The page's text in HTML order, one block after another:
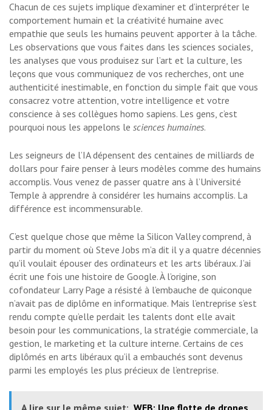
Chacun de ces sujets implique d’examiner et d’interpréter le
comportement humain et la créativité humaine avec
empathie que seuls les humains peuvent apporter à la tâche.
Les observations que vous faites dans les sciences sociales,
les analyses que vous produisez sur l’art et la culture, les
leçons que vous communiquez de vos recherches, ont une
authenticité inestimable, en fonction du simple fait que vous
consacrez votre attention, votre intelligence et votre
conscience à ses collègues homo sapiens. Les gens, c’est
pourquoi nous les appelons le sciences humaines.
Les seigneurs de l’IA dépensent des centaines de milliards de
dollars pour faire penser à leurs modèles comme des humains
accomplis. Vous venez de passer quatre ans à l’Université
Temple à apprendre à considérer les humains accomplis. La
différence est incommensurable.
C’est quelque chose que même la Silicon Valley comprend, à
partir du moment où Steve Jobs m’a dit il y a quatre décennies
qu’il voulait épouser des ordinateurs et les arts libéraux. J’ai
écrit une fois une histoire de Google. À l’origine, son
cofondateur Larry Page a résisté à l’embauche de quiconque
n’avait pas de diplôme en informatique. Mais l’entreprise s’est
rendu compte qu’elle perdait les talents dont elle avait
besoin pour les communications, la stratégie commerciale, la
gestion, le marketing et la culture interne. Certains de ces
diplômés en arts libéraux qu’il a embauchés sont devenus
parmi les employés les plus précieux de l’entreprise.